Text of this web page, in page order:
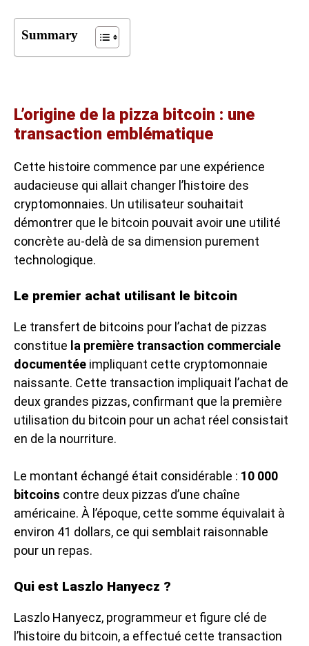
Summary
L’origine de la pizza bitcoin : une
transaction emblématique
Cette histoire commence par une expérience
audacieuse qui allait changer l’histoire des
cryptomonnaies. Un utilisateur souhaitait
démontrer que le bitcoin pouvait avoir une utilité
concrète au-delà de sa dimension purement
technologique.
Le premier achat utilisant le bitcoin
Le transfert de bitcoins pour l’achat de pizzas
constitue la première transaction commerciale
documentée impliquant cette cryptomonnaie
naissante. Cette transaction impliquait l’achat de
deux grandes pizzas, confirmant que la première
utilisation du bitcoin pour un achat réel consistait
en de la nourriture.
Le montant échangé était considérable : 10 000
bitcoins contre deux pizzas d’une chaîne
américaine. À l’époque, cette somme équivalait à
environ 41 dollars, ce qui semblait raisonnable
pour un repas.
Qui est Laszlo Hanyecz ?
Laszlo Hanyecz, programmeur et figure clé de
l’histoire du bitcoin, a effectué cette transaction